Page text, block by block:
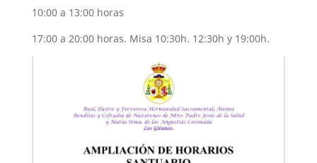
10:00 a 13:00 horas
17:00 a 20:00 horas. Misa 10:30h. 12:30h y 19:00h.